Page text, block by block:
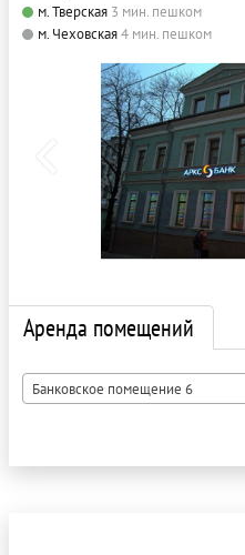
м. Тверская 3 мин. пешком
м. Чеховская4 мин. пешком
Аренда помещений
Банковское помещение 6